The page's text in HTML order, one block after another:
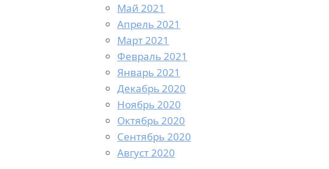
Май 2021
Апрель 2021
Март 2021
Февраль 2021
Январь 2021
Декабрь 2020
Ноябрь 2020
Октябрь 2020
Сентябрь 2020
Август 2020